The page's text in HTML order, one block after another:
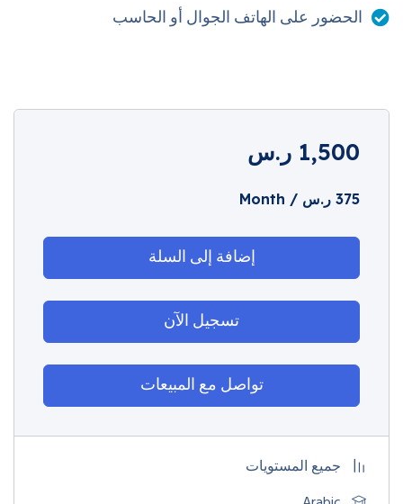
الحضور على الهاتف الجوال أو الحاسب
1,500 ر.س
375 ر.س / Month
إضافة إلى السلة
تسجيل الآن
تواصل مع المبيعات
جميع المستويات